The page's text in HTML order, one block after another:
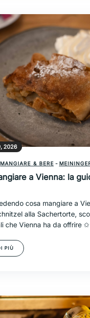
2026
MANGIARE & BERE -
a Vienna: la
cosa mangiare a
alla Sachertorte,
che Vienna ha da offrire ✩
PIÙ